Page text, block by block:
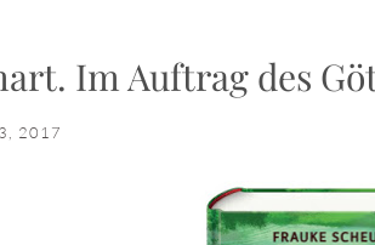
Im Auftrag des
2017